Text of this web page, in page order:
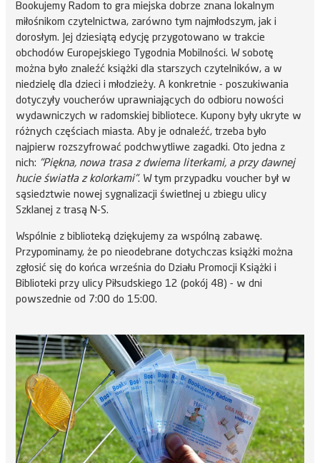
Bookujemy Radom to gra miejska dobrze znana lokalnym
miłośnikom czytelnictwa, zarówno tym najmłodszym, jak i
dorosłym. Jej dziesiątą edycję przygotowano w trakcie
obchodów Europejskiego Tygodnia Mobilności. W sobotę
można było znaleźć książki dla starszych czytelników, a w
niedzielę dla dzieci i młodzieży. A konkretnie - poszukiwania
dotyczyły voucherów uprawniających do odbioru nowości
wydawniczych w radomskiej bibliotece. Kupony były ukryte w
różnych częściach miasta. Aby je odnaleźć, trzeba było
najpierw rozszyfrować podchwytliwe zagadki. Oto jedna z
nich: "Piękna, nowa trasa z dwiema literkami, a przy dawnej
hucie światła z kolorkami". W tym przypadku voucher był w
sąsiedztwie nowej sygnalizacji świetlnej u zbiegu ulicy
Szklanej z trasą N-S.
Wspólnie z biblioteką dziękujemy za wspólną zabawę.
Przypominamy, że po nieodebrane dotychczas książki można
zgłosić się do końca września do Działu Promocji Książki i
Biblioteki przy ulicy Piłsudskiego 12 (pokój 48) - w dni
powszednie od 7:00 do 15:00.